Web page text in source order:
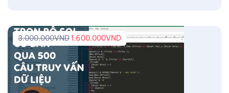
3.000.000VND1.600.000VND